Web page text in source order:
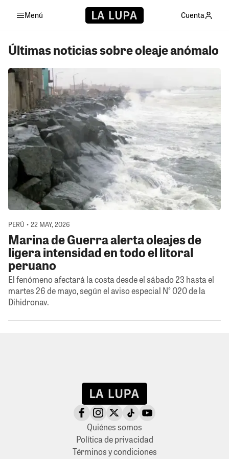
Menú Cuenta
Últimas noticias sobre oleaje anómalo
PERÚ • 22 MAY, 2026
Marina de Guerra alerta oleajes de
ligera intensidad en todo el litoral
peruano
El fenómeno afectará la costa desde el sábado 23 hasta el
martes 26 de mayo, según el aviso especial N° 020 de la
Dihidronav.
Quiénes somos
Política de privacidad
Términos y condiciones